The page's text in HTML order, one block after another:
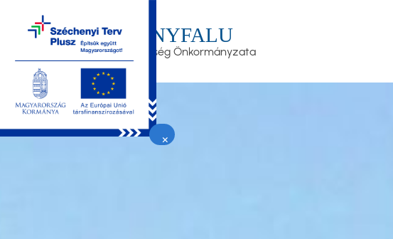
tartalomra
LEÁNYFALU
Nagyközség Önkormányzata
×